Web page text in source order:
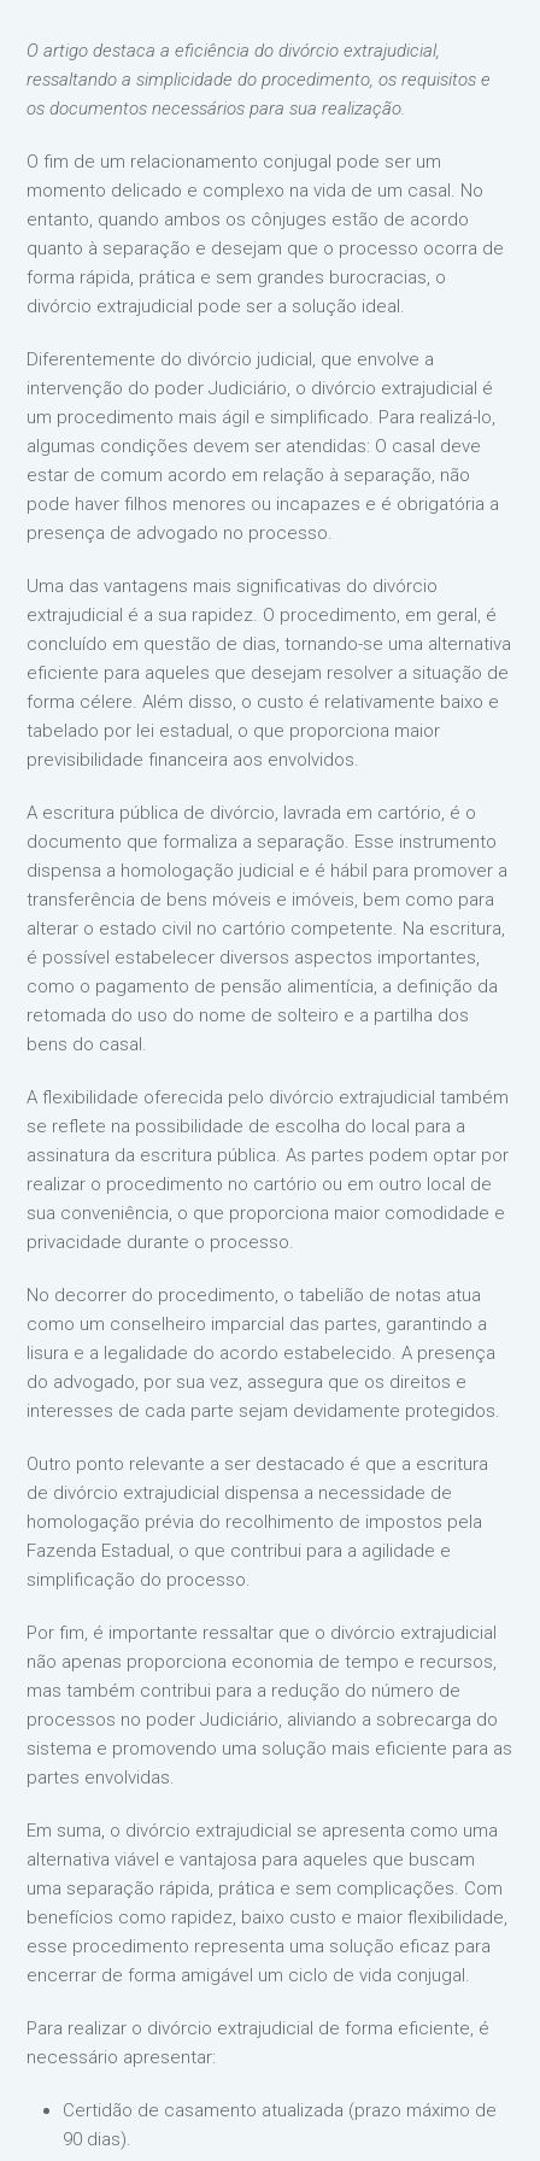
O artigo destaca a eficiência do divórcio extrajudicial,
ressaltando a simplicidade do procedimento, os requisitos e
os documentos necessários para sua realização.
O fim de um relacionamento conjugal pode ser um
momento delicado e complexo na vida de um casal. No
entanto, quando ambos os cônjuges estão de acordo
quanto à separação e desejam que o processo ocorra de
forma rápida, prática e sem grandes burocracias, o
divórcio extrajudicial pode ser a solução ideal.
Diferentemente do divórcio judicial, que envolve a
intervenção do poder Judiciário, o divórcio extrajudicial é
um procedimento mais ágil e simplificado. Para realizá-lo,
algumas condições devem ser atendidas: O casal deve
estar de comum acordo em relação à separação, não
pode haver filhos menores ou incapazes e é obrigatória a
presença de advogado no processo.
Uma das vantagens mais significativas do divórcio
extrajudicial é a sua rapidez. O procedimento, em geral, é
concluído em questão de dias, tornando-se uma alternativa
eficiente para aqueles que desejam resolver a situação de
forma célere. Além disso, o custo é relativamente baixo e
tabelado por lei estadual, o que proporciona maior
previsibilidade financeira aos envolvidos.
A escritura pública de divórcio, lavrada em cartório, é o
documento que formaliza a separação. Esse instrumento
dispensa a homologação judicial e é hábil para promover a
transferência de bens móveis e imóveis, bem como para
alterar o estado civil no cartório competente. Na escritura,
é possível estabelecer diversos aspectos importantes,
como o pagamento de pensão alimentícia, a definição da
retomada do uso do nome de solteiro e a partilha dos
bens do casal.
A flexibilidade oferecida pelo divórcio extrajudicial também
se reflete na possibilidade de escolha do local para a
assinatura da escritura pública. As partes podem optar por
realizar o procedimento no cartório ou em outro local de
sua conveniência, o que proporciona maior comodidade e
privacidade durante o processo.
No decorrer do procedimento, o tabelião de notas atua
como um conselheiro imparcial das partes, garantindo a
lisura e a legalidade do acordo estabelecido. A presença
do advogado, por sua vez, assegura que os direitos e
interesses de cada parte sejam devidamente protegidos.
Outro ponto relevante a ser destacado é que a escritura
de divórcio extrajudicial dispensa a necessidade de
homologação prévia do recolhimento de impostos pela
Fazenda Estadual, o que contribui para a agilidade e
simplificação do processo.
Por fim, é importante ressaltar que o divórcio extrajudicial
não apenas proporciona economia de tempo e recursos,
mas também contribui para a redução do número de
processos no poder Judiciário, aliviando a sobrecarga do
sistema e promovendo uma solução mais eficiente para as
partes envolvidas.
Em suma, o divórcio extrajudicial se apresenta como uma
alternativa viável e vantajosa para aqueles que buscam
uma separação rápida, prática e sem complicações. Com
benefícios como rapidez, baixo custo e maior flexibilidade,
esse procedimento representa uma solução eficaz para
encerrar de forma amigável um ciclo de vida conjugal.
Para realizar o divórcio extrajudicial de forma eficiente, é
necessário apresentar:
Certidão de casamento atualizada (prazo máximo de
90 dias).